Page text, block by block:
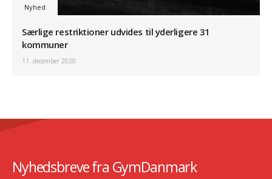
Nyhed
Særlige restriktioner udvides til yderligere 31
kommuner
11. december 2020
Nyhedsbreve fra GymDanmark